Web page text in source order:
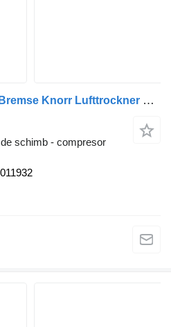
Compresor clima Knorr-Bremse Knorr Lufttrockner LA pentru cap tractor MAN Iveco Stralis
schimb - compresor